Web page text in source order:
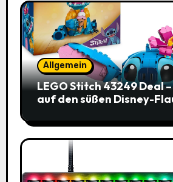
Allgemein
LEGO Stitch 43249 Deal
auf den süßen Disney-